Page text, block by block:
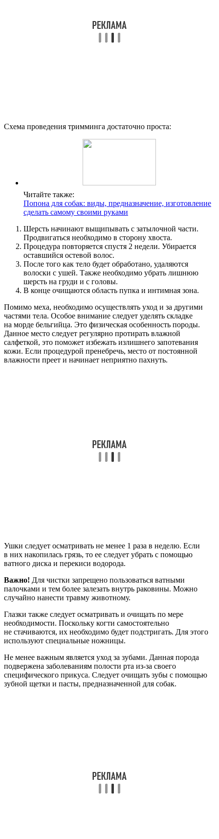
Схема проведения тримминга достаточно проста:
Читайте также:
Попона для собак: виды, предназначение, изготовление
сделать самому своими руками
Шерсть начинают выщипывать с затылочной части.
Продвигаться необходимо в сторону хвоста.
Процедура повторяется спустя 2 недели. Убирается
оставшийся остевой волос.
После того как тело будет обработано, удаляются
волоски с ушей. Также необходимо убрать лишнюю
шерсть на груди и с головы.
В конце очищаются область пупка и интимная зона.
Помимо меха, необходимо осуществлять уход и за другими
частями тела. Особое внимание следует уделять складке
на морде бельгийца. Это физическая особенность породы.
Данное место следует регулярно протирать влажной
салфеткой, это поможет избежать излишнего запотевания
кожи. Если процедурой пренебречь, место от постоянной
влажности преет и начинает неприятно пахнуть.
Ушки следует осматривать не менее 1 раза в неделю. Если
в них накопилась грязь, то ее следует убрать с помощью
ватного диска и перекиси водорода.
Важно! Для чистки запрещено пользоваться ватными
палочками и тем более залезать внутрь раковины. Можно
случайно нанести травму животному.
Глазки также следует осматривать и очищать по мере
необходимости. Поскольку когти самостоятельно
не стачиваются, их необходимо будет подстригать. Для этого
используют специальные ножницы.
Не менее важным является уход за зубами. Данная порода
подвержена заболеваниям полости рта из-за своего
специфического прикуса. Следует очищать зубы с помощью
зубной щетки и пасты, предназначенной для собак.